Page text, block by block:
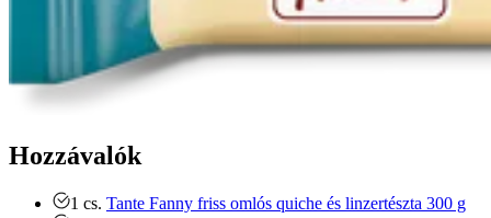
Hozzávalók
1 cs. Tante Fanny friss omlós quiche és linzertészta 300 g